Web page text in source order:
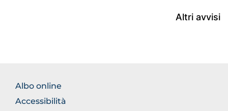
Altri avvisi
FOOTER
NORMATIVA
Albo online
Accessibilità